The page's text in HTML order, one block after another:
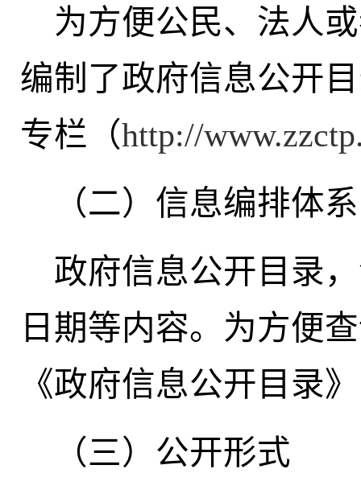
为方便公民、法人
编制了政府信息公开
专栏（http://
（二）信息编排体系
政府信息公开目录
日期等内容。为方便
《政府信息公开目录
（三）公开形式